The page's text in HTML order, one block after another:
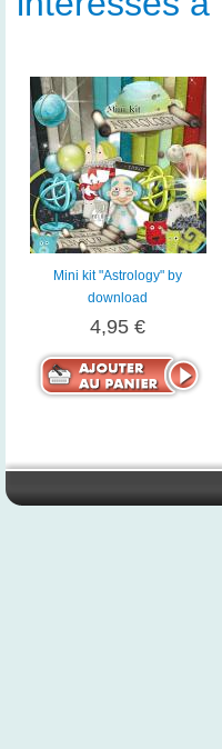
Mini kit "Astrology" by
download
4,95 €